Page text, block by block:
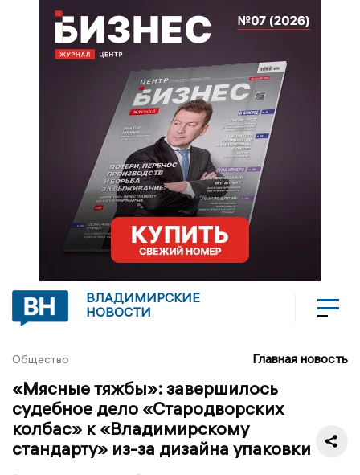
ВЛАДИМИРСКИЕ
НОВОСТИ
Общество Главная новость
«Мясные тяжбы»: завершилось
судебное дело «Стародворских
колбас» к «Владимирскому
стандарту» из-за дизайна упаковки